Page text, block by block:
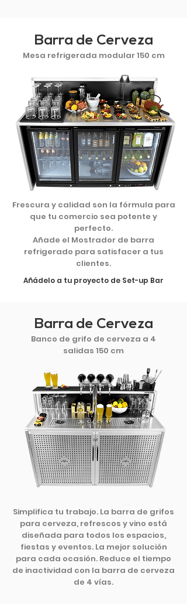
Barra de Cerveza
Mesa refrigerada modular 150 cm
Frescura y calidad son la fórmula para
que tu comercio sea potente y
perfecto.
Añade el Mostrador de barra
refrigerado para satisfacer a tus
clientes.
Añádelo a tu proyecto de Set-up Bar
Barra de Cerveza
Banco de grifo de cerveza a 4
salidas 150 cm
Simplifica tu trabajo. La barra de grifos
para cerveza, refrescos y vino está
diseñada para todos los espacios,
fiestas y eventos. La mejor solución
para cada ocasión. Reduce el tiempo
de inactividad con la barra de cerveza
de 4 vías.